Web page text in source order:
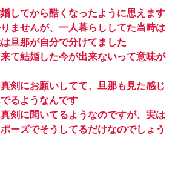
してから酷くなったように思えます
ませんが、一人暮らししてた当時は
旦那が自分で分けてました
て結婚した今が出来ないって意味が
剣にお願いしてて、旦那も見た感じ
るようなんです
剣に聞いてるようなのですが、実は
ーズでそうしてるだけなのでしょう